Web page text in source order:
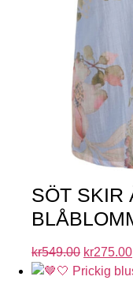
SÖT SKIR
kr549.00 kr275.00